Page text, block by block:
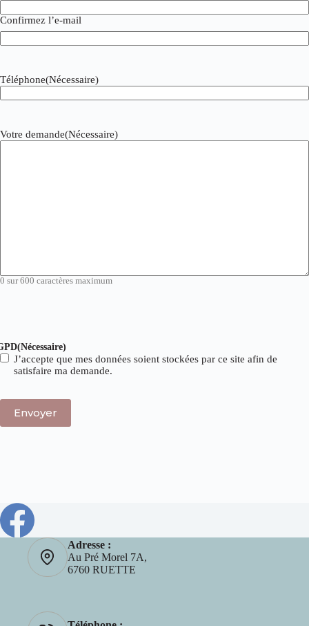
Confirmez l’e-mail
Téléphone(Nécessaire)
Votre demande(Nécessaire)
0 sur 600 caractères maximum
(Nécessaire)
J’accepte que mes données soient stockées par ce site afin de
satisfaire ma demande.
Adresse :
Au Pré Morel 7A,
6760 RUETTE